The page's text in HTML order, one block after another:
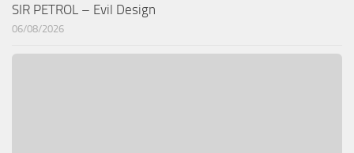
SIR PETROL – Evil Design
06/08/2026